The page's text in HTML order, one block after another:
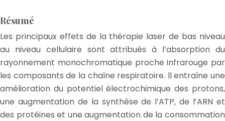
Résumé
Les principaux effets de la thérapie laser de bas niveau
au niveau cellulaire sont attribués à l’absorption du
rayonnement monochromatique proche infrarouge par
les composants de la chaîne respiratoire. ll entraîne une
amélioration du potentiel électrochimique des protons,
une augmentation de la synthèse de l’ATP, de l’ARN et
des protéines et une augmentation de la consommation